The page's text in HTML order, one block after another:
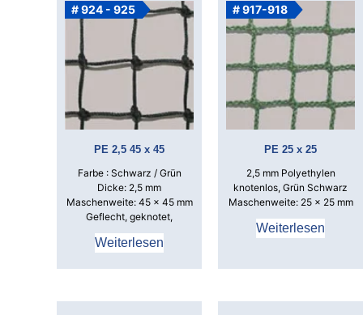
# 924 - 925
PE 2,5 45 x 45
Farbe : Schwarz / Grün
Dicke: 2,5 mm
Maschenweite: 45 x 45 mm
Geflecht, geknotet,
Weiterlesen
# 917-918
PE 25 x 25
2,5 mm Polyethylen
knotenlos, Grün Schwarz
Maschenweite: 25 x 25 mm
Weiterlesen